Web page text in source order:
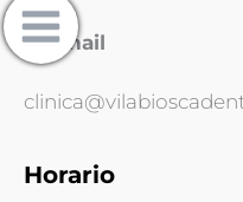
Email
Horario